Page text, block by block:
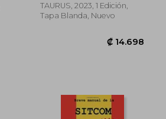
TAURUS, 2023, 1 Edición,
Tapa Blanda, Nuevo